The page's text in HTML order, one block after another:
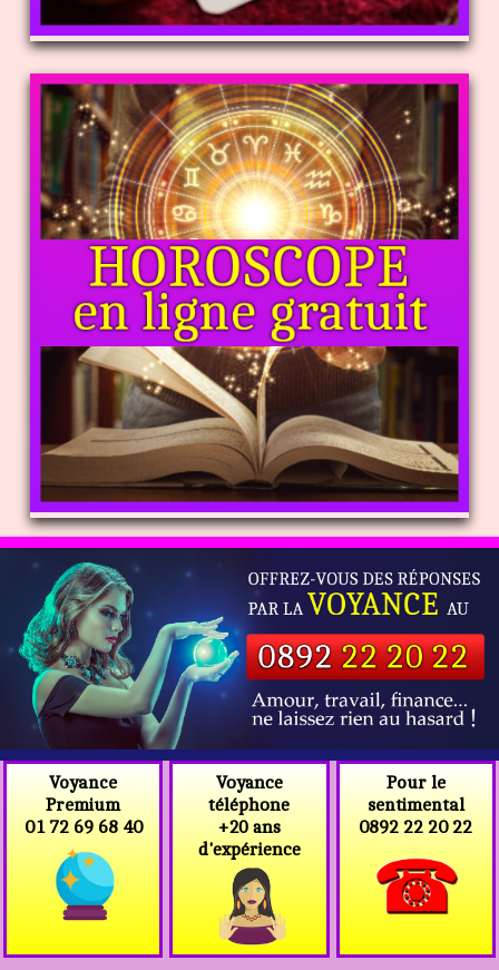
Voyance
Premium
01 72 69 68 40
Voyance
téléphone
+20 ans
d'expérience
Pour le
sentimental
0892 22 20 22